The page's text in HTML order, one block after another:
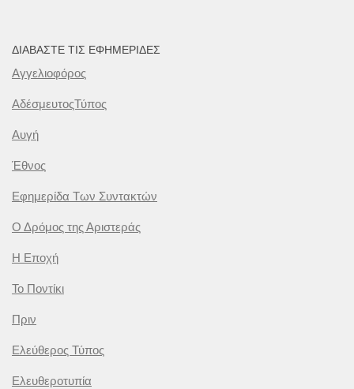
ΔΙΑΒΆΣΤΕ ΤΙΣ ΕΦΗΜΕΡΊΔΕΣ
Αγγελιοφόρος
ΑδέσμευτοςΤύπος
Αυγή
Έθνος
Εφημερίδα Των Συντακτών
Ο Δρόμος της Αριστεράς
Η Εποχή
Το Ποντίκι
Πριν
Ελεύθερος Τύπος
Ελευθεροτυπία